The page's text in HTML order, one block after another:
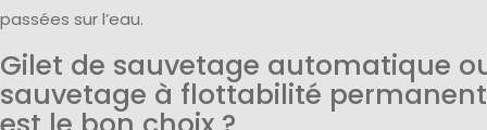
passées sur l’eau.
Gilet de sauvetage automatique
sauvetage à flottabilité